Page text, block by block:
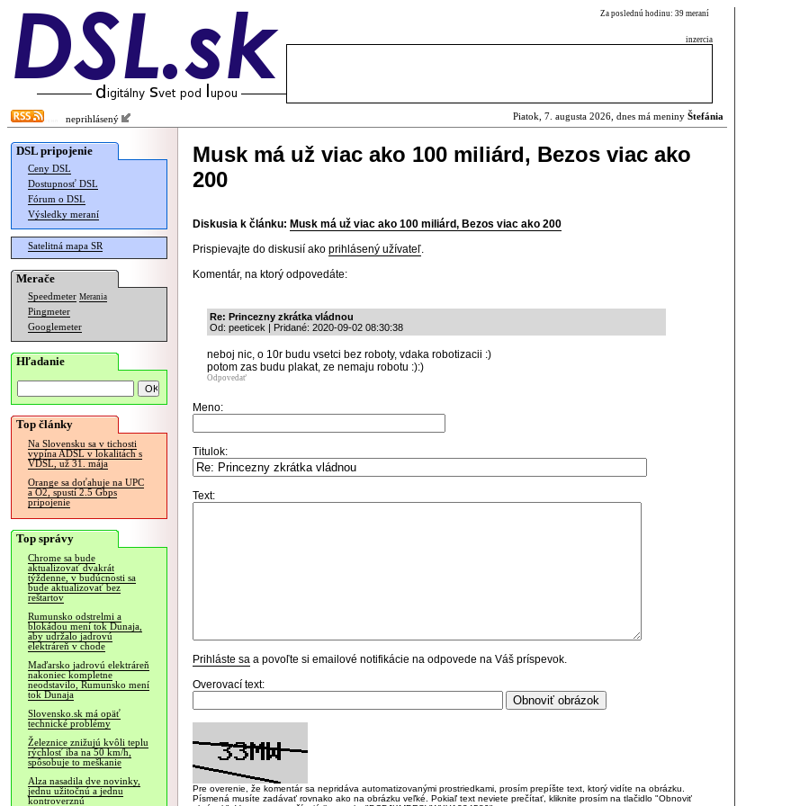
Za poslednú hodinu: 39 meraní
inzercia
neprihlásený Piatok, 7. augusta 2026, dnes má meniny Štefánia
DSL pripojenie
Ceny DSL
Dostupnosť DSL
Fórum o DSL
Výsledky meraní
Satelitná mapa SR
Merače
Speedmeter Merania
Pingmeter
Googlemeter
Hľadanie
Top články
Na Slovensku sa v tichosti
vypína ADSL v lokalitách s
VDSL, už 31. mája
Orange sa doťahuje na UPC
a O2, spustí 2.5 Gbps
pripojenie
Top správy
Chrome sa bude
aktualizovať dvakrát
týždenne, v budúcnosti sa
bude aktualizovať bez
reštartov
Rumunsko odstrelmi a
blokádou mení tok Dunaja,
aby udržalo jadrovú
elektráreň v chode
Maďarsko jadrovú elektráreň
nakoniec kompletne
neodstavilo, Rumunsko mení
tok Dunaja
Slovensko.sk má opäť
technické problémy
Železnice znižujú kvôli teplu
rýchlosť iba na 50 km/h,
spôsobuje to meškanie
Alza nasadila dve novinky,
jednu užitočnú a jednu
kontroverznú
Musk má už viac ako 100 miliárd, Bezos viac ako
200
Diskusia k článku: Musk má už viac ako 100 miliárd, Bezos viac ako 200
Prispievajte do diskusií ako prihlásený užívateľ.
Komentár, na ktorý odpovedáte:
Re: Princezny zkrátka vládnou
Od: peeticek | Pridané: 2020-09-02 08:30:38
neboj nic, o 10r budu vsetci bez roboty, vdaka robotizacii :)
potom zas budu plakat, ze nemaju robotu :):)
Odpovedať
Meno:
Titulok:
Text:
Prihláste sa a povoľte si emailové notifikácie na odpovede na Váš príspevok.
Overovací text:
Pre overenie, že komentár sa nepridáva automatizovanými prostriedkami, prosím prepíšte text, ktorý vidíte na obrázku.
Písmená musíte zadávať rovnako ako na obrázku veľké. Pokiaľ text neviete prečítať, kliknite prosím na tlačidlo "Obnoviť